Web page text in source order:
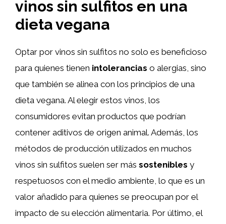
vinos sin sulfitos en una
dieta vegana
Optar por vinos sin sulfitos no solo es beneficioso
para quienes tienen intolerancias o alergias, sino
que también se alinea con los principios de una
dieta vegana. Al elegir estos vinos, los
consumidores evitan productos que podrían
contener aditivos de origen animal. Además, los
métodos de producción utilizados en muchos
vinos sin sulfitos suelen ser más sostenibles y
respetuosos con el medio ambiente, lo que es un
valor añadido para quienes se preocupan por el
impacto de su elección alimentaria. Por último, el